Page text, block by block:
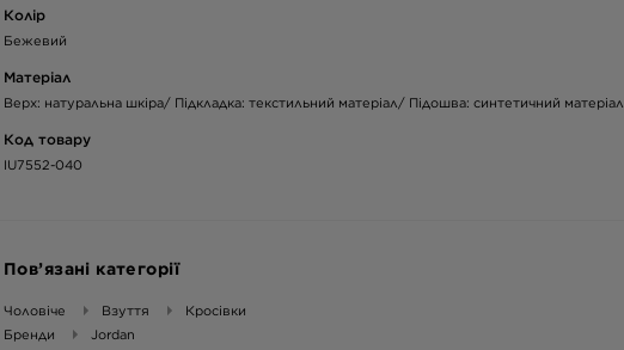
Колір
Бежевий
Матеріал
Верх: натуральна шкіра/ Підкладка: текстильний матеріал/ Підошва: синтетичний матеріал
Код товару
IU7552-040
Пов’язані категорії
Чоловіче Взуття
Кросівки
Бренди
Jordan